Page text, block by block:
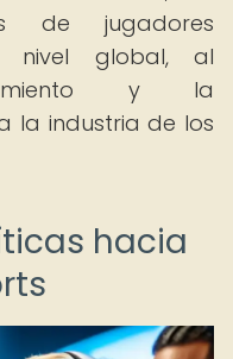
de jugadores
nivel global, al
y la
la industria de los
hacia